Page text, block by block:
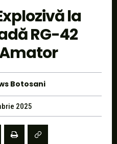
la
RG-42
Botosani
2025